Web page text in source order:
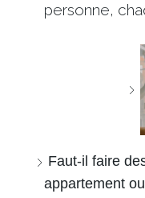
personne,
Faut-il faire
appartement